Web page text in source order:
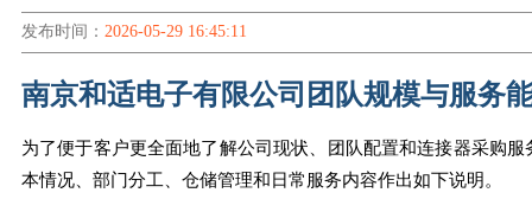
发布时间： 2026-05-29 16:45:11
南京和适电子有限公司团队规模与服务
为了便于客户更全面地了解公司现状、团队配置和连接器采购服
本情况、部门分工、仓储管理和日常服务内容作出如下说明。